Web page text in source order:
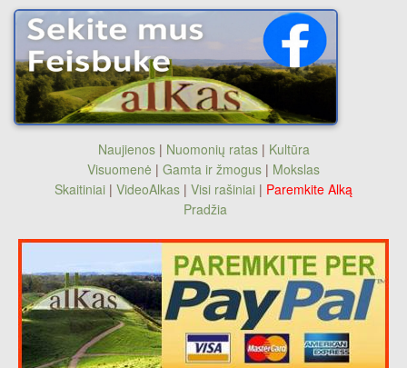
Naujienos| Nuomonių ratas| Kultūra
Visuomenė | Gamta ir žmogus | Mokslas
Skaitiniai | VideoAlkas | Visi rašiniai | Paremkite Alką
Pradžia